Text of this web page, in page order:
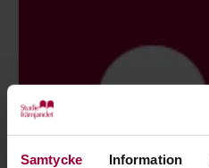
Samtycke Information